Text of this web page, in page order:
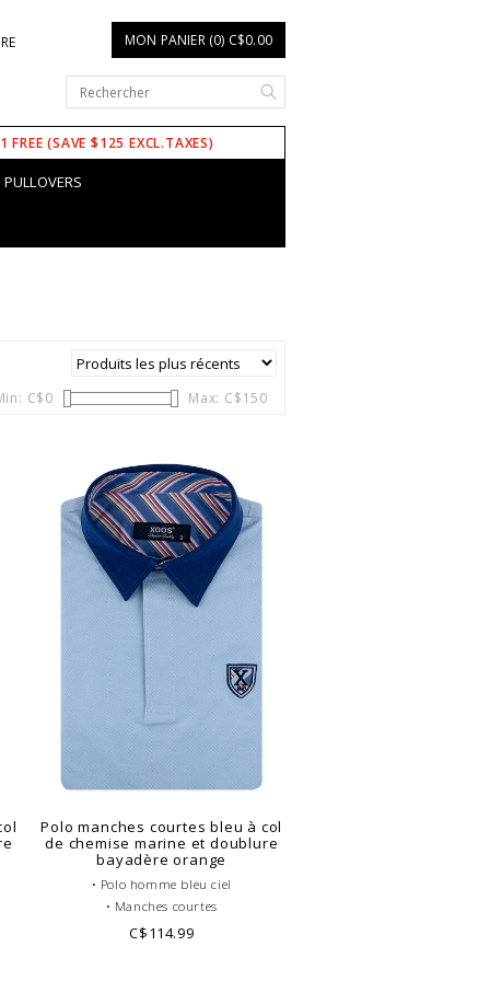
MON PANIER (0) C$0.00
FREE (SAVE $125 EXCL.TAXES)
PULLOVERS
C$0 Max: C$150
Polo manches courtes bleu à col
de chemise marine et doublure
bayadère orange
• Polo homme bleu ciel
• Manches courtes
• Coupe ajustée ou cintrée
C$114.99